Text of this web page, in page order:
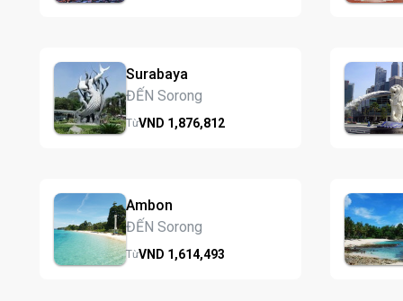
Surabaya
ĐẾN Sorong
TừVND 1,876,812
Ambon
ĐẾN Sorong
TừVND 1,614,493